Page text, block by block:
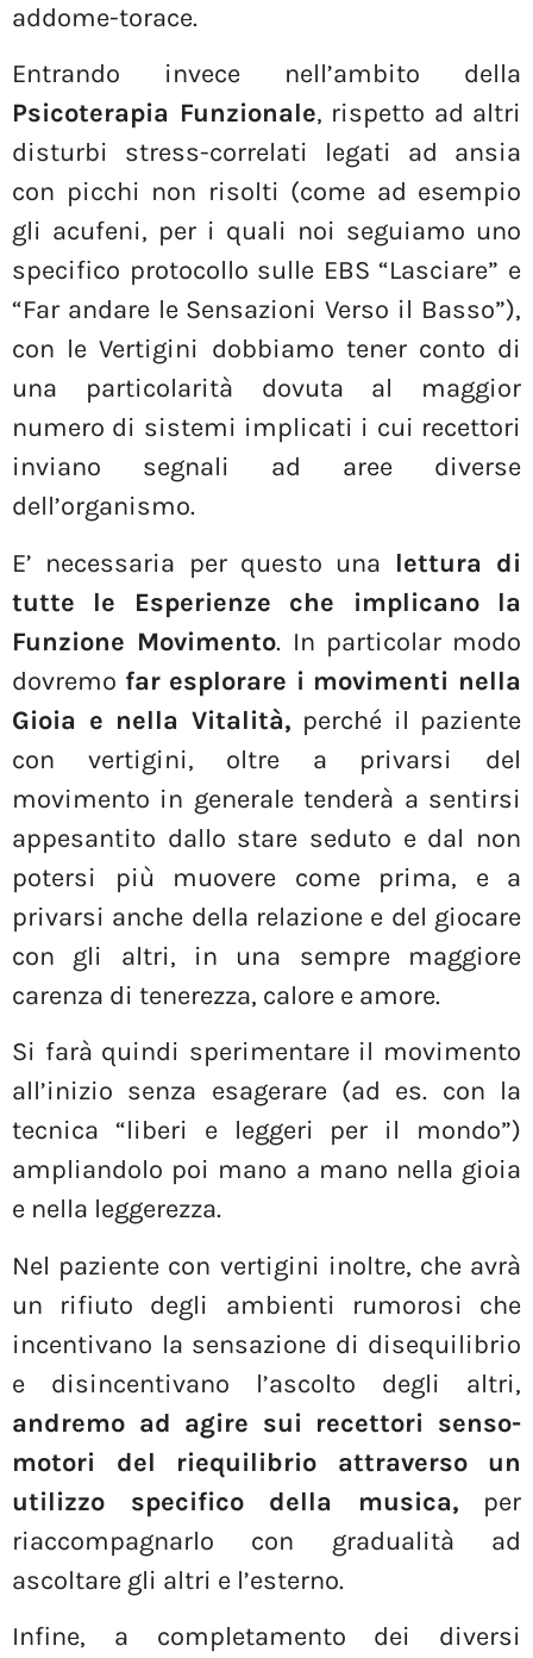
addome-torace.
Entrando invece nell’ambito della
Psicoterapia Funzionale, rispetto ad altri
disturbi stress-correlati legati ad ansia
con picchi non risolti (come ad esempio
gli acufeni, per i quali noi seguiamo uno
specifico protocollo sulle EBS “Lasciare” e
“Far andare le Sensazioni Verso il Basso”),
con le Vertigini dobbiamo tener conto di
una particolarità dovuta al maggior
numero di sistemi implicati i cui recettori
inviano segnali ad aree diverse
dell’organismo.
E’ necessaria per questo una lettura di
tutte le Esperienze che implicano la
Funzione Movimento. In particolar modo
dovremo far esplorare i movimenti nella
Gioia e nella Vitalità, perché il paziente
con vertigini, oltre a privarsi del
movimento in generale tenderà a sentirsi
appesantito dallo stare seduto e dal non
potersi più muovere come prima, e a
privarsi anche della relazione e del giocare
con gli altri, in una sempre maggiore
carenza di tenerezza, calore e amore.
Si farà quindi sperimentare il movimento
all’inizio senza esagerare (ad es. con la
tecnica “liberi e leggeri per il mondo”)
ampliandolo poi mano a mano nella gioia
e nella leggerezza.
Nel paziente con vertigini inoltre, che avrà
un rifiuto degli ambienti rumorosi che
incentivano la sensazione di disequilibrio
e disincentivano l’ascolto degli altri,
andremo ad agire sui recettori senso-
motori del riequilibrio attraverso un
utilizzo specifico della musica, per
riaccompagnarlo con gradualità ad
ascoltare gli altri e l’esterno.
Infine, a completamento dei diversi